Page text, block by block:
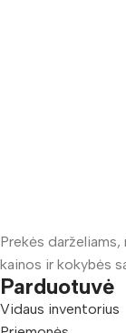
Prekės
kainos ir kokybės
Parduotuvė
Vidaus inventorius